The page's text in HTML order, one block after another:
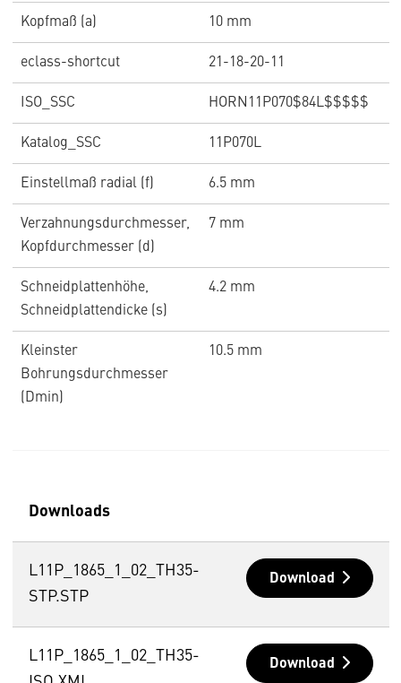
Kopfmaß (a) 10 mm
eclass-shortcut 21-18-20-11
ISO_SSC HORN11P070$84L$$$$$
Katalog_SSC 11P070L
Einstellmaß radial (f) 6.5 mm
Verzahnungsdurchmesser,
Kopfdurchmesser (d)
7 mm
Schneidplattenhöhe,
Schneidplattendicke (s)
4.2 mm
Kleinster
Bohrungsdurchmesser
(Dmin)
10.5 mm
Downloads
L11P_1865_1_02_TH35-
STP.STP
Download
L11P_1865_1_02_TH35-
Download